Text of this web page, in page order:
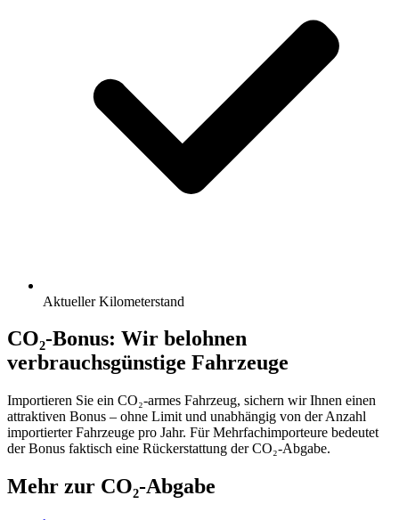
Aktueller Kilometerstand
CO₂-Bonus: Wir belohnen
verbrauchsgünstige Fahrzeuge
Importieren Sie ein CO₂-armes Fahrzeug, sichern wir Ihnen einen
attraktiven Bonus – ohne Limit und unabhängig von der Anzahl
importierter Fahrzeuge pro Jahr. Für Mehrfachimporteure bedeutet
der Bonus faktisch eine Rückerstattung der CO₂-Abgabe.
Mehr zur CO₂-Abgabe